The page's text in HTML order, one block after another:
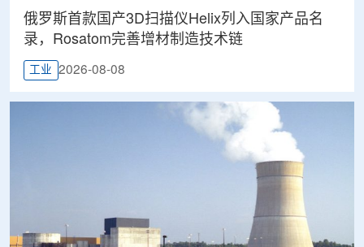
俄罗斯首款国产3D扫描仪Helix列入国家产品名
录，Rosatom完善增材制造技术链
工业 2026-08-08